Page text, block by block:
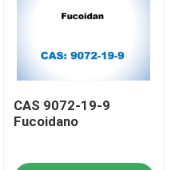
CAS 9072-19-9
Fucoidano